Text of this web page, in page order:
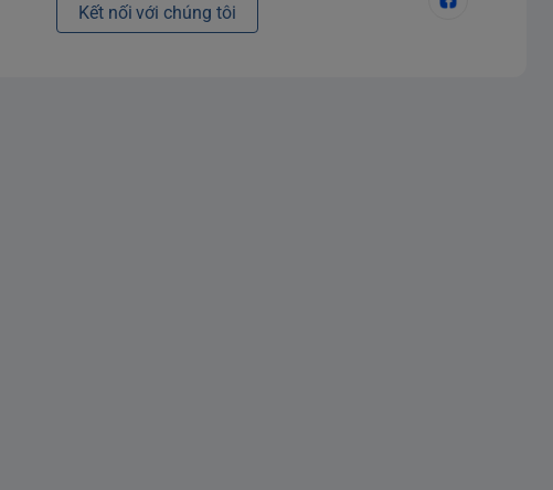
Kết nối với chúng tôi